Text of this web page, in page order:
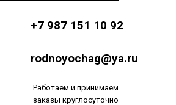
Работаем и принимаем
заказы круглосуточно
+7 987 151 10 92
rodnoyochag@ya.ru